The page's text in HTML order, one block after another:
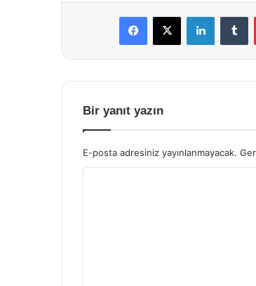
Facebook
X LinkedIn
Bir yanıt yazın
E-posta adresiniz yayınlanmayacak.